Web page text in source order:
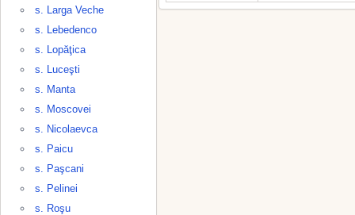
s. Larga Veche
s. Lebedenco
s. Lopăţica
s. Luceşti
s. Manta
s. Moscovei
s. Nicolaevca
s. Paicu
s. Paşcani
s. Pelinei
s. Roşu